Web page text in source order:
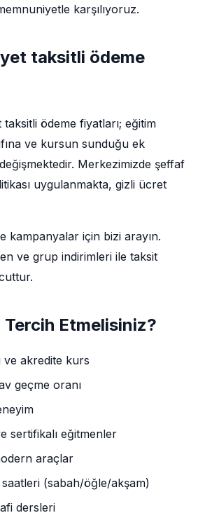
karşılıyoruz.
taksitli ödeme
ödeme fiyatları; eğitim
ve kursun sunduğu ek
Merkezimizde şeffaf
uygulanmakta, gizli ücret
kampanyalar için bizi arayın.
ve grup indirimleri ile taksit
Etmelisiniz?
ve akredite kurs
geçme oranı
sertifikalı eğitmenler
araçlar
(sabah/öğle/akşam)
dersleri